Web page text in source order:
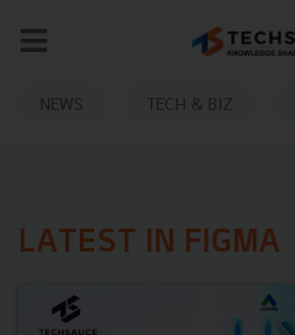
NEWS TECH & BIZ
LATEST IN FIGMA